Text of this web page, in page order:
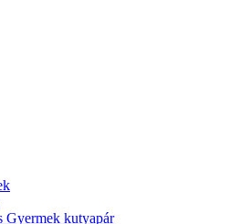
Gyermek kutyapár